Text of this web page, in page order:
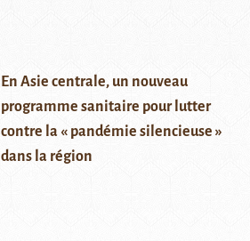
En Asie centrale, un nouveau
programme sanitaire pour lutter
contre la « pandémie silencieuse »
dans la région